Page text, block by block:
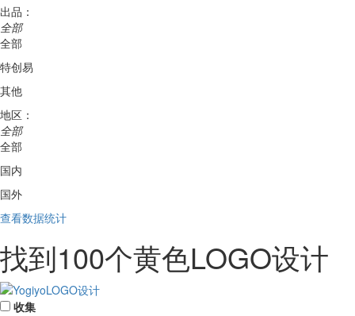
出品：
全部
全部
特创易
其他
地区：
全部
全部
国内
国外
查看数据统计
找到100个黄色LOGO设计
收集